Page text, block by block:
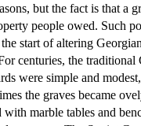
but the fact is that a
people owed. Such
start of altering
centuries, the traditional
were simple and
the graves became
with marble tables and